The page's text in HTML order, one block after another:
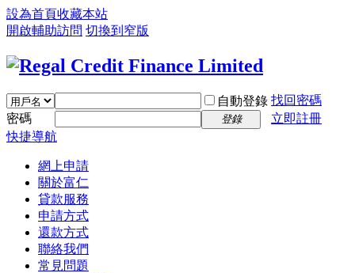
設為首頁收藏本站
開啟輔助訪問 切換到窄版
自動登錄 找回密碼
密碼
登錄
立即註冊
快捷導航
網上申請
關於富仁
貸款服務
申請方式
還款方式
聯絡我們
常見問題